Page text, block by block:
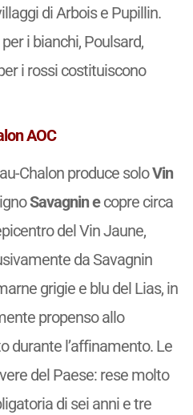
di Arbois e Pupillin.
i bianchi, Poulsard,
i rossi costituiscono
AOC
Chalon produce soloVin
Savagnin ecopre circa
del Vin Jaune,
da Savagnin
grigie e blu del Lias, in
propenso allo
durante l’affinamento. Le
del Paese: rese molto
di sei anni e tre